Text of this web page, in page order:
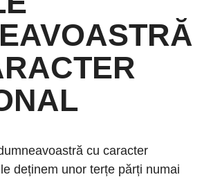
cu caracter
deținem unor terțe părți numai